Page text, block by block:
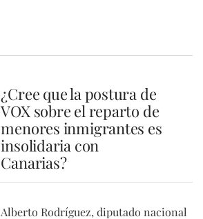
¿Cree que la postura de
VOX sobre el reparto de
menores inmigrantes es
insolidaria con
Canarias?
Alberto Rodríguez, diputado nacional